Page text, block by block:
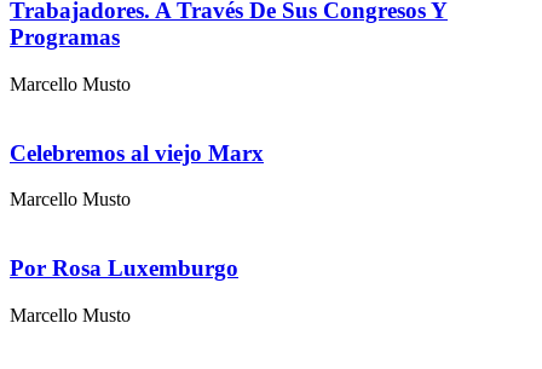
Trabajadores. A Través De Sus Congresos Y
Programas
Marcello Musto
Celebremos al viejo Marx
Marcello Musto
Por Rosa Luxemburgo
Marcello Musto